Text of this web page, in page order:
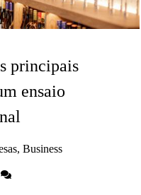
principais
ensaio
Business